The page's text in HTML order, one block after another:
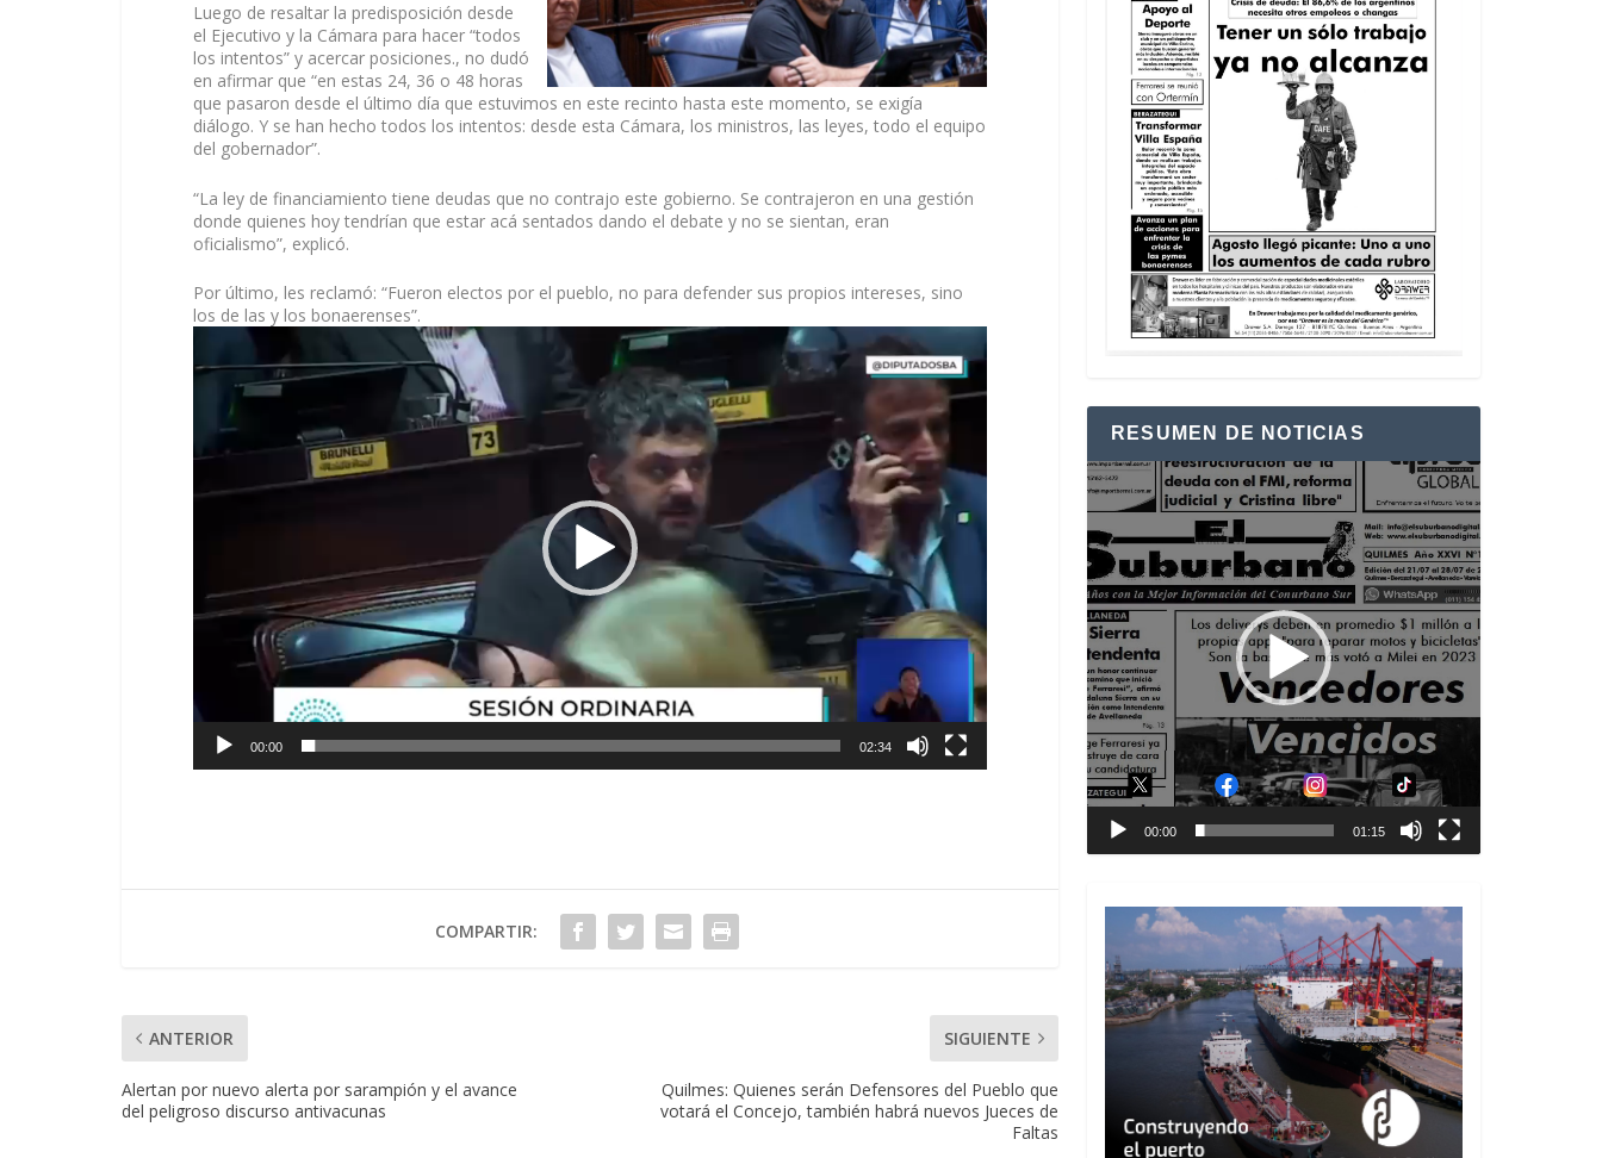
Luego de resaltar la predisposición desde
el Ejecutivo y la Cámara para hacer “todos
los intentos” y acercar posiciones., no dudó
en afirmar que “en estas 24, 36 o 48 horas
que pasaron desde el último día que estuvimos en este recinto hasta este momento, se exigía
diálogo. Y se han hecho todos los intentos: desde esta Cámara, los ministros, las leyes, todo el equipo
del gobernador”.
“La ley de financiamiento tiene deudas que no contrajo este gobierno. Se contrajeron en una gestión
donde quienes hoy tendrían que estar acá sentados dando el debate y no se sientan, eran
oficialismo”, explicó.
Por último, les reclamó: “Fueron electos por el pueblo, no para defender sus propios intereses, sino
los de las y los bonaerenses”.
Reproductor
de
00:00 02:34
COMPARTIR:
ANTERIOR
Alertan por nuevo alerta por sarampión y el avance
del peligroso discurso antivacunas
SIGUIENTE
Quilmes: Quienes serán Defensores del Pueblo que
votará el Concejo, también habrá nuevos Jueces de
Faltas
RESUMEN DE NOTICIAS
Reproductor
de
vídeo
00:00 01:15